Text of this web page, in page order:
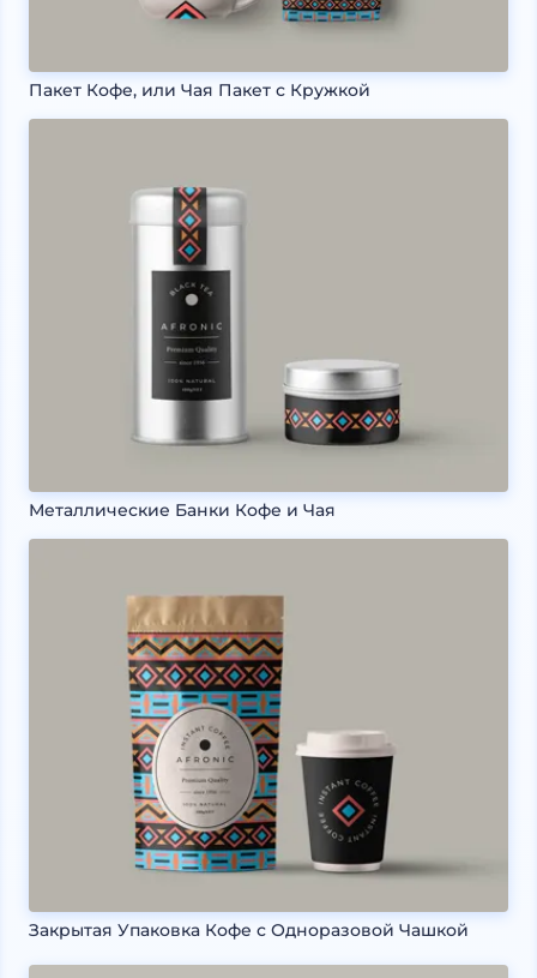
Пакет Кофе, или Чая Пакет с Кружкой
Металлические Банки Кофе и Чая
Закрытая Упаковка Кофе с Одноразовой Чашкой